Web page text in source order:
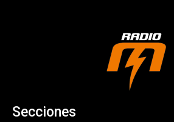
Secciones